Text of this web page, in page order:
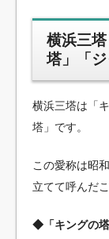
横浜三
塔」「ジ
横浜三塔は「
塔」です。
この愛称は昭
立てて呼んだ
◆「キングの塔